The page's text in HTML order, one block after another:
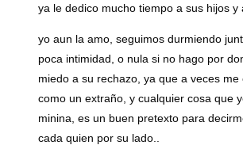
ya le dedico mucho tiempo a sus hijos y
yo aun la amo, seguimos durmiendo
poca intimidad, o nula si no hago por
miedo a su rechazo, ya que a veces me
como un extraño, y cualquier cosa que
minina, es un buen pretexto para
cada quien por su lado..